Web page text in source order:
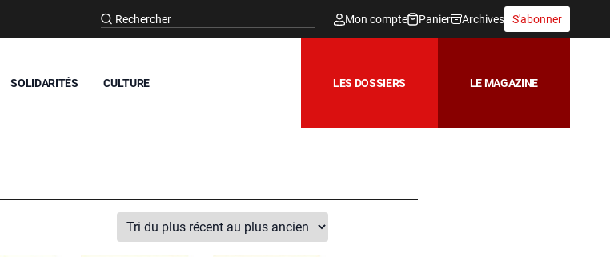
Mon compte Panier Archives S'abonner
SOLIDARITÉS CULTURE LES DOSSIERS LE MAGAZINE